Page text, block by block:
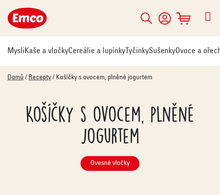
na
obsah
Hledat
NÁKUPNÍ
KOŠÍK
MysliKaše a vločkyCereálie a lupínky TyčinkySušenkyOvoce a
Domů / Recepty / Košíčky s ovocem, plněné jogurtem
Košíčky s ovocem, plněné
jogurtem
Ovesné vločky